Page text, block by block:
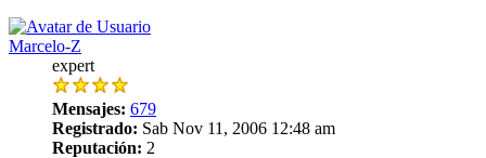
Marcelo-Z
expert
Mensajes: 679
Registrado: Sab Nov 11, 2006 12:48 am
Reputación: 2